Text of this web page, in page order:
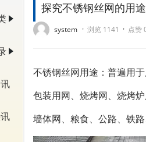
探究不锈钢丝网的用
system · 浏览 1141 · 点赞
不锈钢丝网用途：普遍用
包装用网、烧烤网、烧烤
墙体网、粮食、公路、铁路